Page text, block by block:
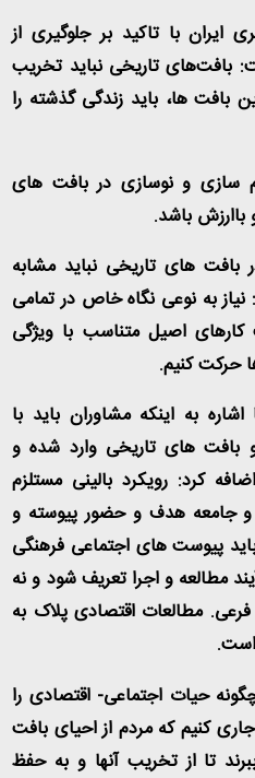
ایران با تاکید بر جلوگیری از
بافت‌های تاریخی نباید تخریب
ها، باید زندگی گذشته را
سازی و نوسازی در بافت های
باارزش باشد.
بافت های تاریخی نباید مشابه
به نوعی نگاه خاص در تمامی
کارهای اصیل متناسب با ویژگی
حرکت کنیم.
به اینکه مشاوران باید با
بافت های تاریخی وارد شده و
کرد: رویکرد بالینی مستلزم
جامعه هدف و حضور پیوسته و
پیوست های اجتماعی فرهنگی
مطالعه و اجرا تعریف شود و نه
مطالعات اقتصادی پلاک به
است.
حیات اجتماعی- اقتصادی را
کنیم که مردم از احیای بافت
تا از تخریب آنها و به حفظ